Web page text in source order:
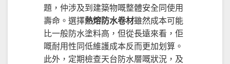
題，仲涉及到建築物嘅整體安全同使用
壽命。選擇熱熔防水卷材雖然成本可能
比一般防水塗料高，但從長遠來看，佢
嘅耐用性同低維護成本反而更加划算。
此外，定期檢查天台防水層嘅狀況，及